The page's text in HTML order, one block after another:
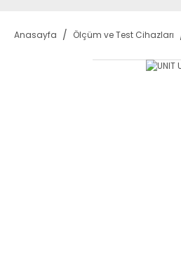
Anasayfa Ölçüm ve Test Cihazları